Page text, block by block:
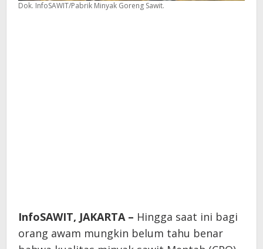
Dok. InfoSAWIT/Pabrik Minyak Goreng Sawit.
InfoSAWIT, JAKARTA – Hingga saat ini bagi
orang awam mungkin belum tahu benar